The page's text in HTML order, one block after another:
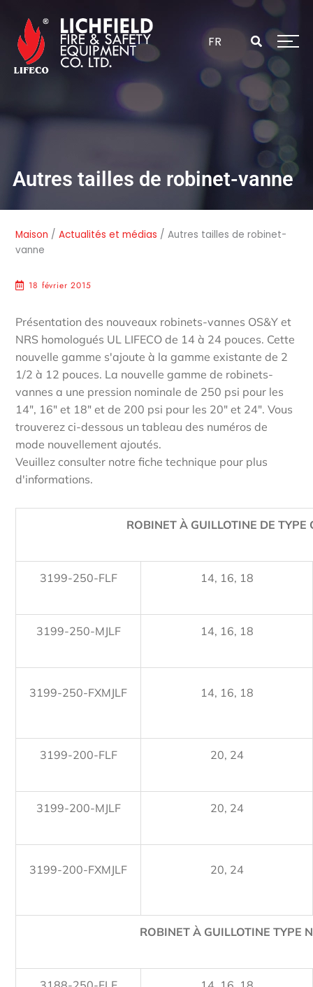
contenu
FR
Autres tailles de robinet-vanne
Maison /Actualités et médias /Autres tailles de robinet-
vanne
18 février 2015
Présentation des nouveaux robinets-vannes OS&Y et
NRS homologués UL LIFECO de 14 à 24 pouces. Cette
nouvelle gamme s'ajoute à la gamme existante de 2
1/2 à 12 pouces. La nouvelle gamme de robinets-
vannes a une pression nominale de 250 psi pour les
14", 16" et 18" et de 200 psi pour les 20" et 24". Vous
trouverez ci-dessous un tableau des numéros de
mode nouvellement ajoutés.
Veuillez consulter notre fiche technique pour plus
d'informations.
ROBINET À GUILLOTINE DE TYPE
3199-250-FLF 14, 16, 18
3199-250-MJLF 14, 16, 18
3199-250-FXMJLF 14, 16, 18
3199-200-FLF 20, 24
3199-200-MJLF 20, 24
3199-200-FXMJLF 20, 24
ROBINET À GUILLOTINE TYPE